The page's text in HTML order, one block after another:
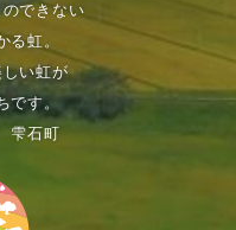
できない
る虹。
い虹が
です。
雫石町